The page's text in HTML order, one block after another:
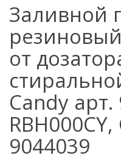
Заливной
от
Candy арт.
RBH000CY,
9044039